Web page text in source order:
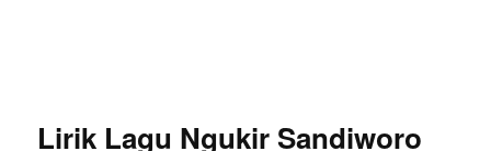
Lirik Lagu Ngukir Sandiworo